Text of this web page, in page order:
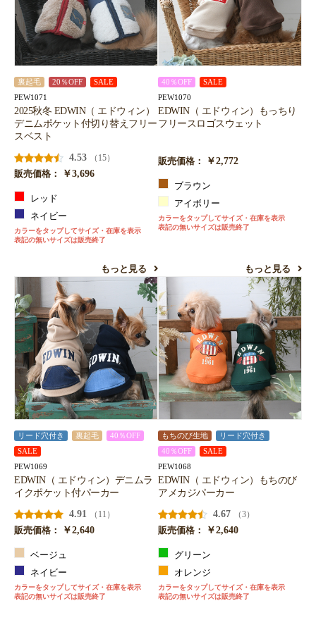
裏起毛 20％OFF SALE
PEW1071
2025秋冬 EDWIN（ エドウィン）
デニムポケット付切り替えフリー
スベスト
4.53
（15）
販売価格：
￥3,696
レッド
ネイビー
カラーをタップしてサイズ・在庫を表示
表記の無いサイズは販売終了
もっと見る
40％OFF SALE
PEW1070
EDWIN（ エドウィン）もっちり
フリースロゴスウェット
販売価格： ￥2,772
ブラウン
アイボリー
カラーをタップしてサイズ・在庫を表示
表記の無いサイズは販売終了
もっと見る
リード穴付き 裏起毛
40％OFF
SALE
PEW1069
EDWIN（ エドウィン）デニムラ
イクポケット付パーカー
4.91
（11）
販売価格：
￥2,640
ベージュ
ネイビー
カラーをタップしてサイズ・在庫を表示
表記の無いサイズは販売終了
もちのび生地
リード穴付き
40％OFF
SALE
PEW1068
EDWIN（ エドウィン）もちのび
アメカジパーカー
4.67
（3）
販売価格：
￥2,640
グリーン
オレンジ
カラーをタップしてサイズ・在庫を表示
表記の無いサイズは販売終了